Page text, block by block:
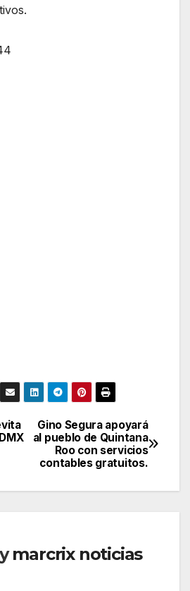
Gino Segura apoyará
al pueblo de Quintana
Roo con servicios
contables gratuitos.
marcrix noticias